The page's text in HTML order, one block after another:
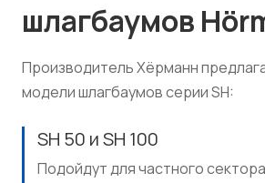
шлагбаумов
Производитель Хёрманн
модели шлагбаумов серии SH:
SH 50 и SH 100
Подойдут для частного